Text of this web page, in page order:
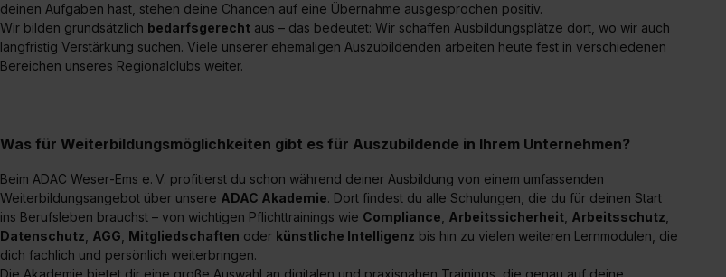
deinen Aufgaben hast, stehen deine Chancen auf eine Übernahme ausgesprochen positiv.
Wir bilden grundsätzlich bedarfsgerecht aus – das bedeutet: Wir schaffen Ausbildungsplätze dort, wo wir auch
langfristig Verstärkung suchen. Viele unserer ehemaligen Auszubildenden arbeiten heute fest in verschiedenen
Bereichen unseres Regionalclubs weiter.
Was für Weiterbildungsmöglichkeiten gibt es für Auszubildende in Ihrem Unternehmen?
Beim ADAC Weser‑Ems e. V. profitierst du schon während deiner Ausbildung von einem umfassenden
Weiterbildungsangebot über unsere ADAC Akademie. Dort findest du alle Schulungen, die du für deinen Start
ins Berufsleben brauchst – von wichtigen Pflichttrainings wie Compliance Arbeitssicherheit Arbeitsschutz
Datenschutz AGG Mitgliedschaften oder künstliche Intelligenz bis hin zu vielen weiteren Lernmodulen, die
dich fachlich und persönlich weiterbringen.
Die Akademie bietet dir eine große Auswahl an digitalen und praxisnahen Trainings, die genau auf deine